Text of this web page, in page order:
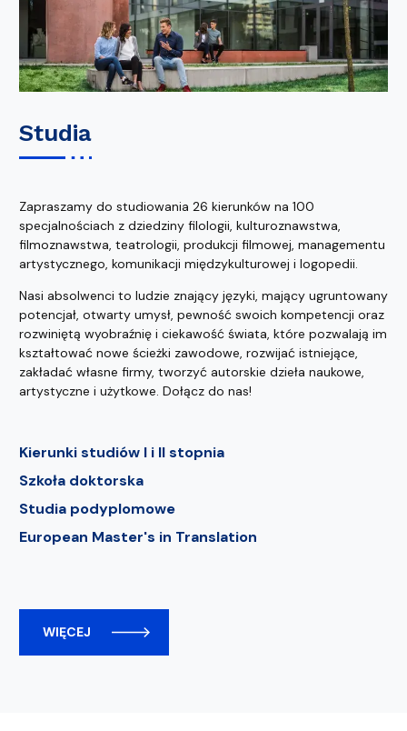
Studia
Zapraszamy do studiowania 26 kierunków na 100
specjalnościach z dziedziny filologii, kulturoznawstwa,
filmoznawstwa, teatrologii, produkcji filmowej, managementu
artystycznego, komunikacji międzykulturowej i logopedii.
Nasi absolwenci to ludzie znający języki, mający ugruntowany
potencjał, otwarty umysł, pewność swoich kompetencji oraz
rozwiniętą wyobraźnię i ciekawość świata, które pozwalają im
kształtować nowe ścieżki zawodowe, rozwijać istniejące,
zakładać własne firmy, tworzyć autorskie dzieła naukowe,
artystyczne i użytkowe. Dołącz do nas!
Kierunki studiów I i II stopnia
Szkoła doktorska
Studia podyplomowe
European Master's in Translation
WIĘCEJ